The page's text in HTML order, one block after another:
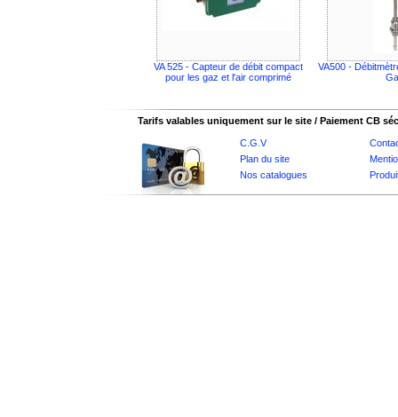
VA 525 - Capteur de débit compact
pour les gaz et l'air comprimé
VA500 -
Tarifs valables uniquement sur le site / Paiement CB
C.G.V
Plan du site
Nos catalogues